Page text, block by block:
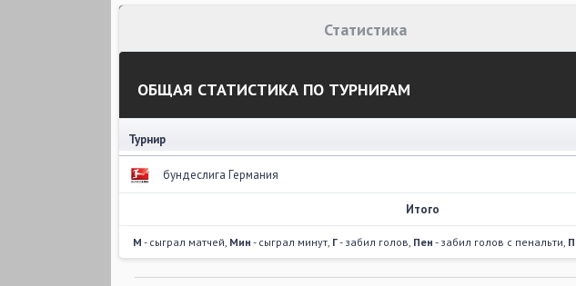
Статистика
ОБЩАЯ СТАТИСТИКА ПО ТУРНИРАМ
Турнир
бундеслига Германия
Итого
М - сыграл матчей, Мин - сыграл минут, Г- забил голов, Пен - забил голов с пенальти, П